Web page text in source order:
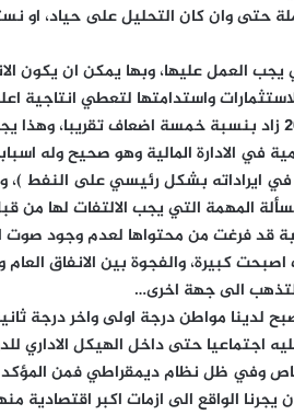
حتى وان كان التحليل على حياد، او
العمل عليها، وبها يمكن ان يكون
واستدامتها لتعطي انتاجية
الترشيق للترهل في الهيكل الاداري للدولة، فنرى الفارق بين الانفاق الجاري عن الانفاق الاستثماري في مشروع موازنة عام 2021 زاد بنسبة خمسة اضعاف
في الادارة المالية وهو صحيح وله
في ايراداته بشكل رئيسي على النفط )،
المهمة التي يجب الالتفات لها من
قد فرغت من محتواها لعدم وجود صوت
كبيرة، والفجوة بين الانفاق العام
لتذهب الى جهة اخرى…
لدينا مواطن درجة اولى واخر درجة
حتى داخل الهيكل الاداري
خاص وفي ظل نظام ديمقراطي فمن المؤكد
الواقع الى ازمات اكبر اقتصادية